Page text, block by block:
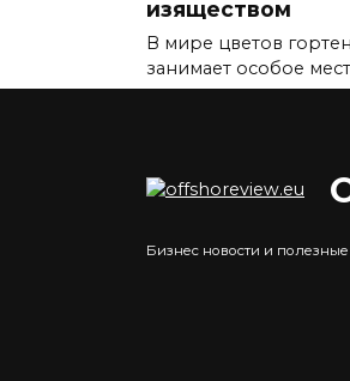
изяществом
В мире цветов
занимает особое
Преимущества
Бизнес новости и полезные